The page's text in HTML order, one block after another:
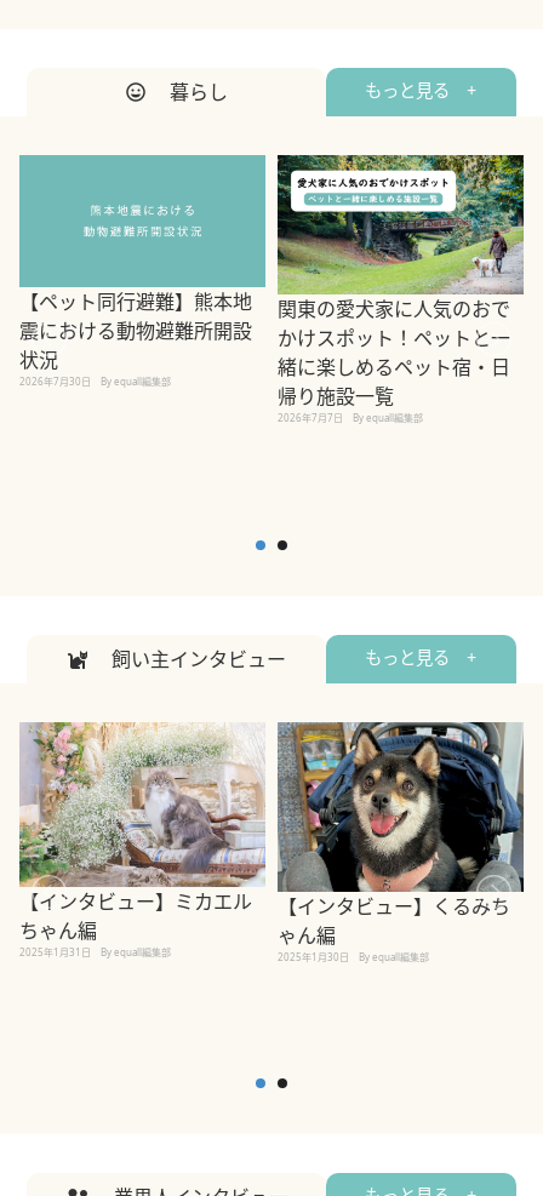
暮らし もっと見る +
【ペット同行避難】熊本地
震における動物避難所開設
状況
2026年7月30日 By equall編集部
関東の愛犬家に人気のおで
かけスポット！ペットと一
緒に楽しめるペット宿・日
帰り施設一覧
2026年7月7日 By equall編集部
飼い主インタビュー もっと見る +
【インタビュー】ミカエル
ちゃん編
2025年1月31日 By equall編集部
【インタビュー】くるみち
ゃん編
2025年1月30日 By equall編集部